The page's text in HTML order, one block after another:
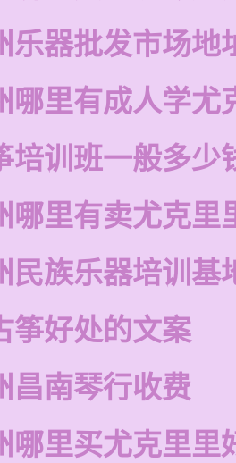
乐器批发市场地
哪里有成人学尤
培训班一般多少
哪里有卖尤克里
民族乐器培训基
筝好处的文案
昌南琴行收费
哪里买尤克里里